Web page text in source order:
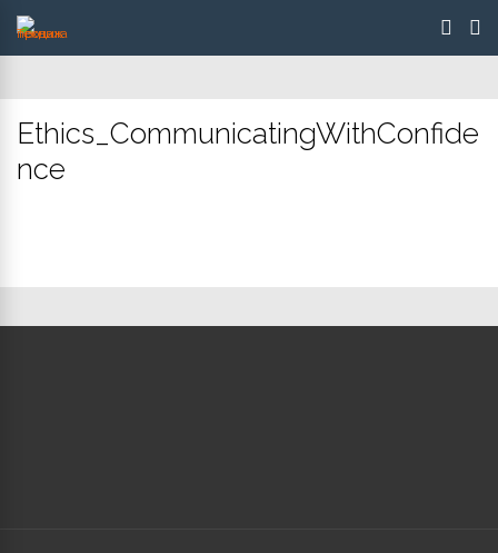
Ethics_CommunicatingWithConfide
nce